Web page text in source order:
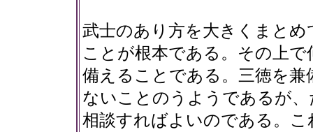
武士のあり方を大きくまと
ことが根本である。その上
備えることである。三徳を
ないことのうようであるが
相談すればよいのである。